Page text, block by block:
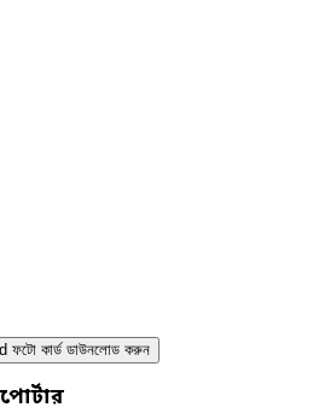
কার্ড ডাউনলোড করুন